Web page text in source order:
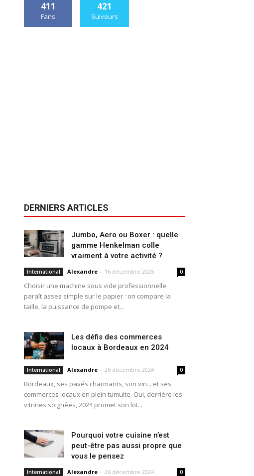
411
Fans
421
Suiveurs
DERNIERS ARTICLES
Jumbo, Aero ou Boxer : quelle
gamme Henkelman colle
vraiment à votre activité ?
International Alexandre - 16 décembre 2025 0
Choisir une machine sous vide professionnelle
paraît assez simple sur le papier : on compare la
taille, la puissance de pompe et...
Les défis des commerces
locaux à Bordeaux en 2024
International Alexandre - 26 décembre 2024 0
Bordeaux, ses pavés charmants, son vin... et ses
commerces locaux en plein tumulte. Oui, derrière les
vitrines soignées, 2024 promet son lot...
Pourquoi votre cuisine n’est
peut-être pas aussi propre que
vous le pensez
International Alexandre - 26 décembre 2024 0